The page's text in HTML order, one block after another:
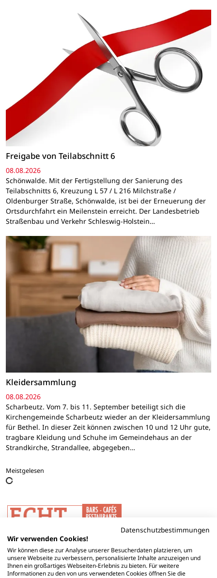
Freigabe von Teilabschnitt 6
08.08.2026
Schönwalde. Mit der Fertigstellung der Sanierung des
Teilabschnitts 6, Kreuzung L 57 / L 216 Milchstraße /
Oldenburger Straße, Schönwalde, ist bei der Erneuerung der
Ortsdurchfahrt ein Meilenstein erreicht. Der Landesbetrieb
Straßenbau und Verkehr Schleswig-Holstein…
Kleidersammlung
08.08.2026
Scharbeutz. Vom 7. bis 11. September beteiligt sich die
Kirchengemeinde Scharbeutz wieder an der Kleidersammlung
für Bethel. In dieser Zeit können zwischen 10 und 12 Uhr gute,
tragbare Kleidung und Schuhe im Gemeindehaus an der
Strandkirche, Strandallee, abgegeben…
Meistgelesen
Datenschutzbestimmungen
Wir verwenden Cookies!
Wir können diese zur Analyse unserer Besucherdaten platzieren, um
unsere Webseite zu verbessern, personalisierte Inhalte anzuzeigen und
Ihnen ein großartiges Webseiten-Erlebnis zu bieten. Für weitere
Informationen zu den von uns verwendeten Cookies öffnen Sie die